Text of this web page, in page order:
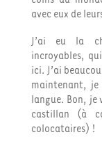
avec eux de
J’ai eu la
incroyables,
ici. J’ai
maintenant, je
langue. Bon, je
castillan (à
colocataires) !